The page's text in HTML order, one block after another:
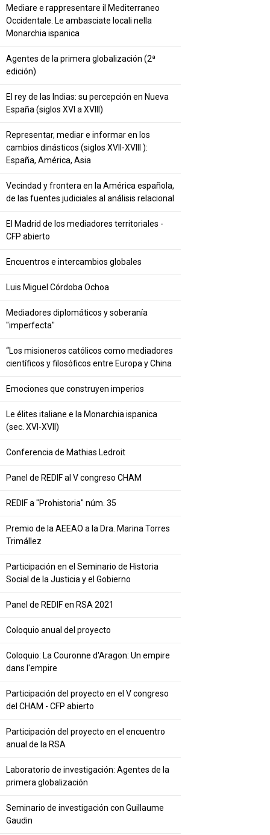
Mediare e rappresentare il Mediterraneo
Occidentale. Le ambasciate locali nella
Monarchia ispanica
Agentes de la primera globalización (2ª
edición)
El rey de las Indias: su percepción en Nueva
España (siglos XVI a XVIII)
Representar, mediar e informar en los
cambios dinásticos (siglos XVII-XVIII ):
España, América, Asia
Vecindad y frontera en la América española,
de las fuentes judiciales al análisis relacional
El Madrid de los mediadores territoriales -
CFP abierto
Encuentros e intercambios globales
Luis Miguel Córdoba Ochoa
Mediadores diplomáticos y soberanía
"imperfecta"
“Los misioneros católicos como mediadores
científicos y filosóficos entre Europa y China
Emociones que construyen imperios
Le élites italiane e la Monarchia ispanica
(sec. XVI-XVII)
Conferencia de Mathias Ledroit
Panel de REDIF al V congreso CHAM
REDIF a "Prohistoria" núm. 35
Premio de la AEEAO a la Dra. Marina Torres
Trimállez
Participación en el Seminario de Historia
Social de la Justicia y el Gobierno
Panel de REDIF en RSA 2021
Coloquio anual del proyecto
Coloquio: La Couronne d'Aragon: Un empire
dans l'empire
Participación del proyecto en el V congreso
del CHAM - CFP abierto
Participación del proyecto en el encuentro
anual de la RSA
Laboratorio de investigación: Agentes de la
primera globalización
Seminario de investigación con Guillaume
Gaudin